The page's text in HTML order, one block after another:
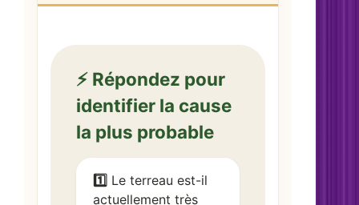
⚡ Répondez pour
identifier la cause
la plus probable
1️⃣Le terreau est-il
actuellement très